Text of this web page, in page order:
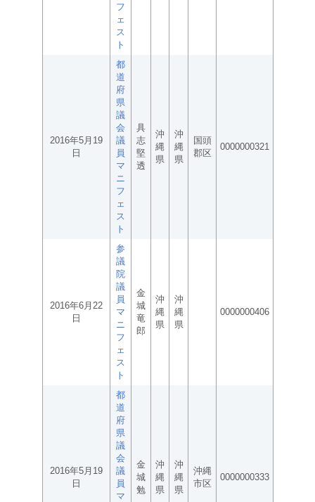
フ
ェ
ス
ト
2016年5月19
日
都
道
府
県
議
会
議
員
マ
ニ
フ
ェ
ス
ト
具
志
堅
透
沖
縄
県
沖
縄
県
国頭
郡区
0000000321
2016年6月22
日
参
議
院
議
員
マ
ニ
フ
ェ
ス
ト
金
城
竜
郎
沖
縄
県
沖
縄
県
0000000406
2016年5月19
日
都
道
府
県
議
会
議
員
マ
金
城
勉
沖
縄
県
沖
縄
県
沖縄
市区
0000000333